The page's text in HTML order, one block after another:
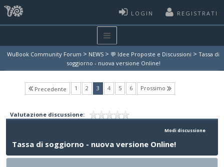
LOGIN REGISTRATI
WuBook Community Forum > NEWS > 💬 Idee Proposte e Discussioni > Tassa di
soggiorno - nuova versione Online!
Precedente 1 2 3(current)
4 5 6 Prossimo
Valutazione discussione:
Modi discussione
Tassa di soggiorno - nuova versione Online!